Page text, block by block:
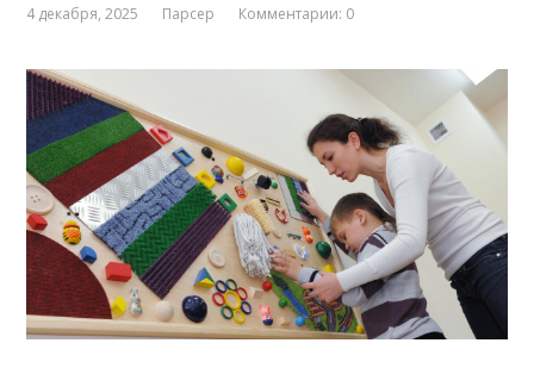
4 декабря, 2025 Парсер Комментарии: 0